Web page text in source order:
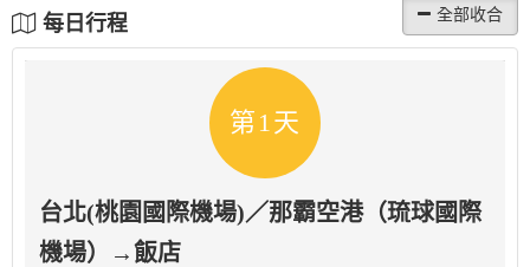
每日行程
第1天
台北(桃園國際機場)／那霸空港（琉球國際
機場）→飯店